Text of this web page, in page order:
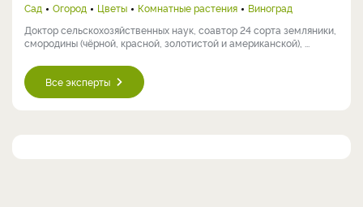
Сад Огород Цветы Комнатные растения
Виноград
Доктор сельскохозяйственных наук, соавтор 24 сорта земляники,
смородины (чёрной, красной, золотистой и американской), ...
Все эксперты